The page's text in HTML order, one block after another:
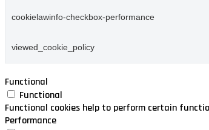
cookielawinfo-checkbox-performance
viewed_cookie_policy
Functional
Functional
Functional cookies help to perform certain
Performance